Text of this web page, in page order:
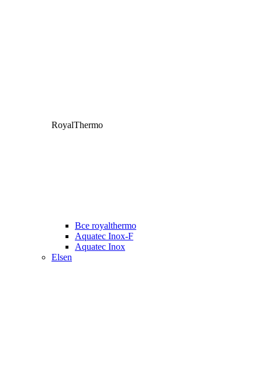
RoyalThermo
Все royalthermo
Aquatec Inox-F
Aquatec Inox
Elsen